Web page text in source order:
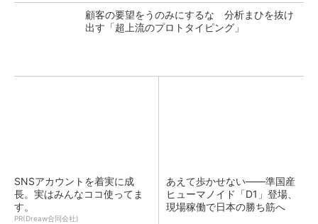
顧客の要望をうのみにするな 分析まひを抜け
出す「超上流のプロトタイピング」
SNSアカウントを着実に成
長。実はみんなココ使ってま
す。
PR(Dreaw合同会社)
あえて歩かせない――準国産
ヒューマノイド「D1」登場、
現場稼働で日本の勝ち筋へ